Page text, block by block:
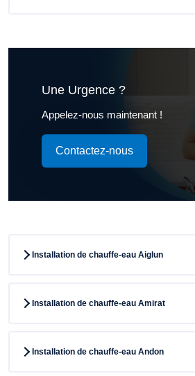
Une Urgence ?
Appelez-nous maintenant !
Contactez-nous
Installation de chauffe-eau Aiglun
Installation de chauffe-eau Amirat
Installation de chauffe-eau Andon